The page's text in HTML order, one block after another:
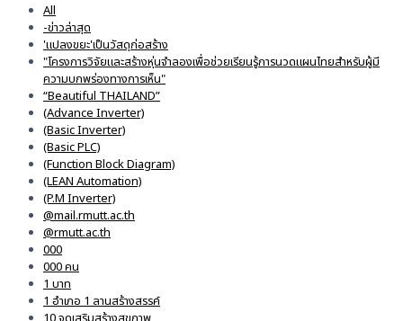
All
-ข่าวล่าสุด
'แปลงขยะ'เป็นวัสดุก่อสร้าง
"โครงการวิจัยและสร้างหุ่นจำลองเพื่อช่วยเรียนรู้การนวดแผนไทยสำหรับผู้มี
ความบกพร่องทางการเห็น"
“Beautiful THAILAND”
(Advance Inverter)
(Basic Inverter)
(Basic PLC)
(Function Block Diagram)
(LEAN Automation)
(P.M Inverter)
@mail.rmutt.ac.th
@rmutt.ac.th
000
000 คน
1 บาท
1 อำเภอ 1 ลานสร้างสรรค์